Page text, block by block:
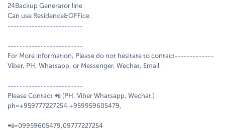
24Backup Generator line
Can use Residence&OFFice.
-------------------------
-------------------------
For More information, Please do not hesitate to contact-------------
Viber, PH, Whatsapp, or Messenger, Wechat, Email.
-------------------------
Please Contact 📲 (PH, Viber Whatsapp, Wechat.)
ph=+959777227254,+959959605479,
📲=09959605479,09777227254